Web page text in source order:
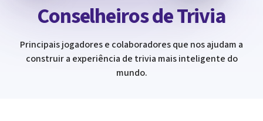
Conselheiros de Trivia
Principais jogadores e colaboradores que nos ajudam a
construir a experiência de trivia mais inteligente do
mundo.